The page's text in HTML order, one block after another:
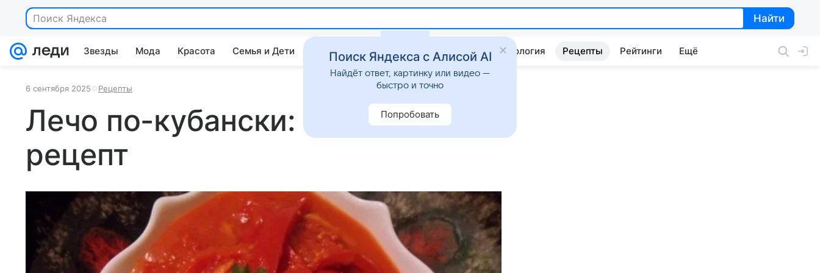
Найти
Найти
Звезды Мода Красота Семья и Дети Дом Гороскопы Стиль жизни Психология Рецепты Рейтинги Ещё
6 сентября 2025 Рецепты
Лечо по-кубански: пошаговый
рецепт
Поиск Яндекса с Алисой AI
Найдёт ответ, картинку или видео —
быстро и точно
Попробовать